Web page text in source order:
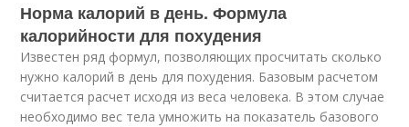
Норма калорий в день. Формула
калорийности для похудения
Известен ряд формул, позволяющих просчитать сколько
нужно калорий в день для похудения. Базовым расчетом
считается расчет исходя из веса человека. В этом случае
необходимо вес тела умножить на показатель базового